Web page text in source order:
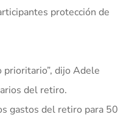
protección de
prioritario”, dijo Adele
del retiro.
gastos del retiro para 50